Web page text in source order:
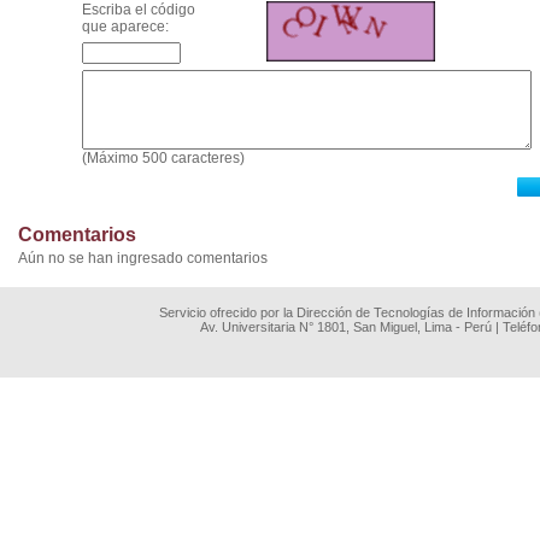
Escriba el código
que aparece:
(Máximo 500 caracteres)
Comentarios
Aún no se han ingresado comentarios
Servicio ofrecido por la Dirección de Tecnologías de
Av. Universitaria N° 1801, San Miguel, Lima - Perú |